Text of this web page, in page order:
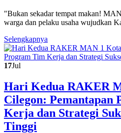
"Bukan sekadar tempat makan!
warga dan pelaku usaha wujudkan
Selengkapnya
17Jul
Hari Kedua RAKER
Cilegon: Pemantapan
Kerja dan Strategi
Tinggi